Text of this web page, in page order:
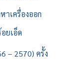
าเครื่องออก
ยเอ็ด
– 2570) ครั้ง